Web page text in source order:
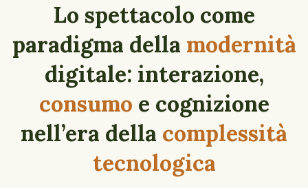
Lo spettacolo come
paradigma della modernità
digitale: interazione,
consumo e cognizione
nell’era della complessità
tecnologica